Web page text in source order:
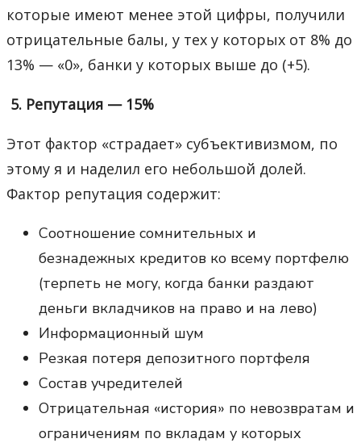
которые имеют менее этой цифры, получили
отрицательные балы, у тех у которых от 8% до
13% — «0», банки у которых выше до (+5).
5. Репутация — 15%
Этот фактор «страдает» субъективизмом, по
этому я и наделил его небольшой долей.
Фактор репутация содержит:
Соотношение сомнительных и
безнадежных кредитов ко всему портфелю
(терпеть не могу, когда банки раздают
деньги вкладчиков на право и на лево)
Информационный шум
Резкая потеря депозитного портфеля
Состав учредителей
Отрицательная «история» по невозвратам и
ограничениям по вкладам у которых